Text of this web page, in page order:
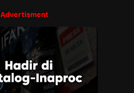
Advertisment